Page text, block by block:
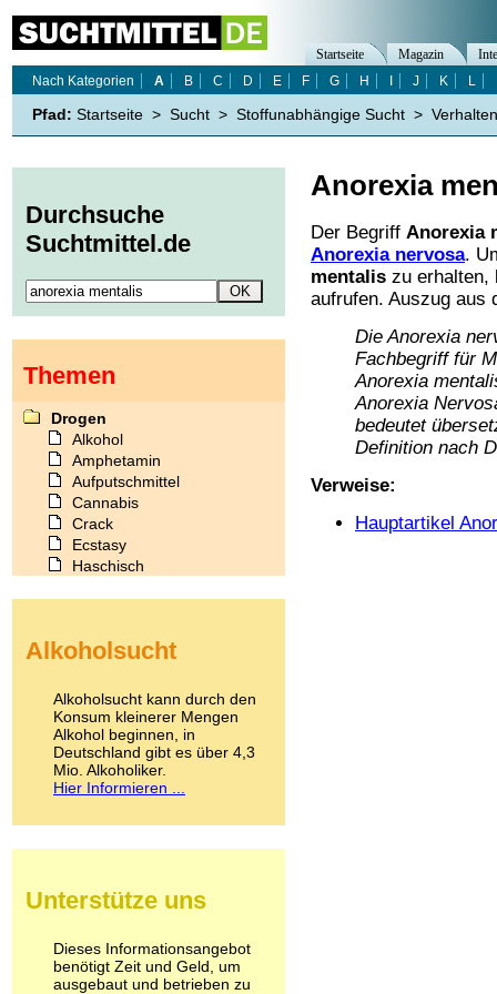
Anorexia
Der Begriff Anorexia
Anorexia nervosa.
mentalis zu erhalten,
aufrufen. Auszug aus
Die Anorexia
Fachbegriff für
Anorexia
Anorexia
bedeutet
Definition nach
Verweise:
Hauptartikel
Startseite Magazin
Nach Kategorien
A B C D E F G H J K L
Pfad: Startseite > Sucht > Stoffunabhängige Sucht >
Durchsuche
Suchtmittel.de
Themen
Drogen
Alkohol
Amphetamin
Aufputschmittel
Cannabis
Crack
Ecstasy
Haschisch
Kokain
LSD
Marihuana
Medikamente
Meskalin
Metamphetamin
Methadon
Pilze
Psychopharmaka
Schlafmittel
Schmerzmittel
Alkoholsucht
Alkoholsucht kann durch den
Konsum kleinerer Mengen
Alkohol beginnen, in
Deutschland gibt es über 4,3
Mio. Alkoholiker.
Hier Informieren ...
Unterstütze uns
Dieses Informationsangebot
benötigt Zeit und Geld, um
ausgebaut und betrieben zu